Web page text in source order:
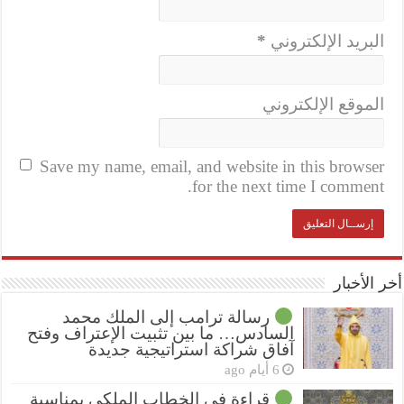
البريد الإلكتروني *
الموقع الإلكتروني
Save my name, email, and website in this browser
for the next time I comment.
أخر الأخبار
رسالة ترامب إلى الملك محمد
السادس… ما بين تثبيت الإعتراف وفتح
آفاق شراكة استراتيجية جديدة
6 أيام ago
قراءة في الخطاب الملكي بمناسبة